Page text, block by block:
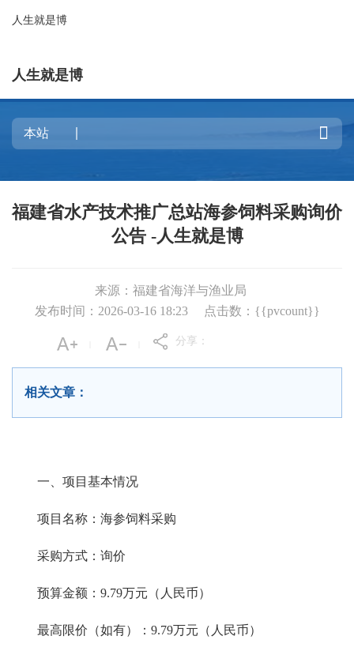
人生就是博
人生就是博

福建省水产技术推广总站海参饲料采购询价
公告 -人生就是博
来源：福建省海洋与渔业局
发布时间：2026-03-16 18:23
点击数：{{pvcount}}
分享：
相关文章：
一、项目基本情况
项目名称：海参饲料采购
采购方式：询价
预算金额：9.79万元（人民币）
最高限价（如有）：9.79万元（人民币）